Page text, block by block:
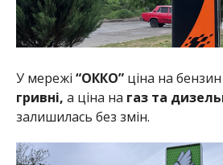
У мережі “ОККО” ціна на
гривні, а ціна на газ та
залишилась без змін.